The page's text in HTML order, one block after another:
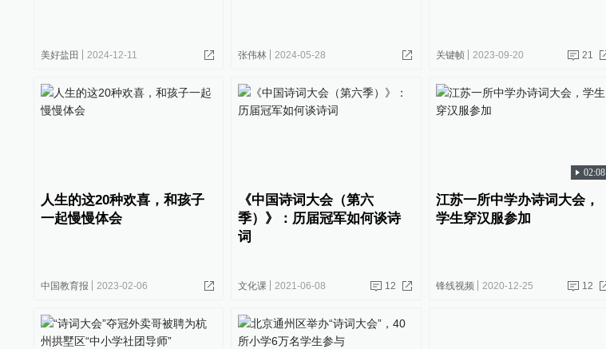
美好盐田 2024-12-11 张伟林 2024-05-28 关键帧 2023-09-20 21
人生的这20种欢喜，和孩子
一起慢慢体会
中国教育报 2023-02-06
《中国诗词大会（第六
季）》：历届冠军如何谈诗
词
文化课 2021-06-08 12
02:08
江苏一所中学办诗词大会，
学生穿汉服参加
锋线视频 2020-12-25 12